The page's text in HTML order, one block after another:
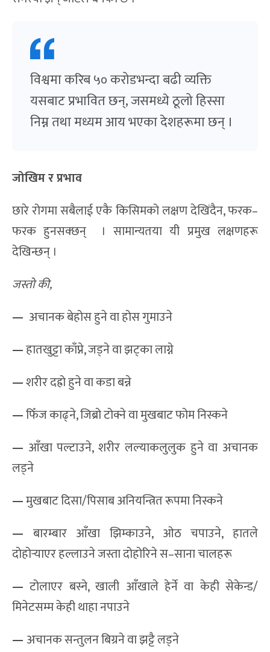
विश्वमा करिब ५० करोडभन्दा बढी व्यक्ति
यसबाट प्रभावित छन्, जसमध्ये ठूलो हिस्सा
निम्न तथा मध्यम आय भएका देशहरूमा छन् ।
जोखिम र प्रभाव
छारे रोगमा सबैलाई एकै किसिमको लक्षण देखिंदैन, फरक–
फरक हुनसक्छन् । सामान्यतया यी प्रमुख लक्षणहरू
देखिन्छन् ।
जस्तो की,
— अचानक बेहोस हुने वा होस गुमाउने
—हातखुट्टा काँप्ने, जड्ने वा झट्का लाग्ने
—शरीर दह्रो हुने वा कडा बन्ने
—फिँज काढ्ने, जिब्रो टोक्ने वा मुखबाट फोम निस्कने
— आँखा पल्टाउने, शरीर लल्याकलुलुक हुने वा अचानक
लड्ने
—मुखबाट दिसा/पिसाब अनियन्त्रित रूपमा निस्कने
— बारम्बार आँखा झिम्काउने, ओठ चपाउने, हातले
दोहोर्‍याएर हल्लाउने जस्ता दोहोरिने स–साना चालहरू
— टोलाएर बस्ने, खाली आँखाले हेर्ने वा केही सेकेन्ड/
मिनेटसम्म केही थाहा नपाउने
— अचानक सन्तुलन बिग्रने वा झट्टै लड्ने